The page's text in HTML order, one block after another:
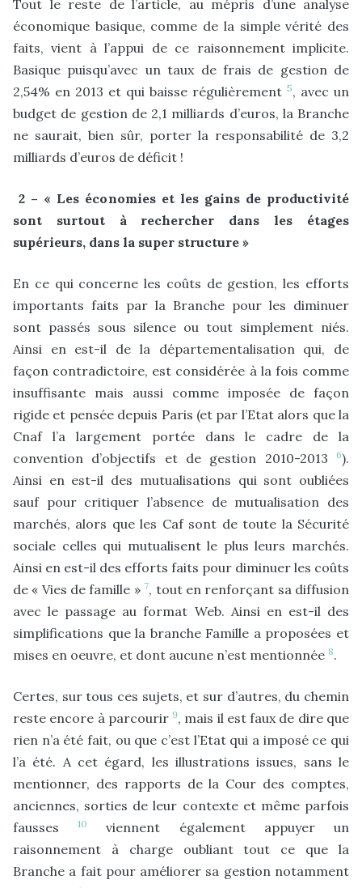
Tout le reste de l’article, au mépris d’une analyse
économique basique, comme de la simple vérité des
faits, vient à l’appui de ce raisonnement implicite.
Basique puisqu’avec un taux de frais de gestion de
2,54% en 2013 et qui baisse régulièrement 5, avec un
budget de gestion de 2,1 milliards d’euros, la Branche
ne saurait, bien sûr, porter la responsabilité de 3,2
milliards d’euros de déficit !
2 – « Les économies et les gains de productivité
sont surtout à rechercher dans les étages
supérieurs, dans la super structure »
En ce qui concerne les coûts de gestion, les efforts
importants faits par la Branche pour les diminuer
sont passés sous silence ou tout simplement niés.
Ainsi en est-il de la départementalisation qui, de
façon contradictoire, est considérée à la fois comme
insuffisante mais aussi comme imposée de façon
rigide et pensée depuis Paris (et par l’Etat alors que la
Cnaf l’a largement portée dans le cadre de la
convention d’objectifs et de gestion 2010-2013
6).
Ainsi en est-il des mutualisations qui sont oubliées
sauf pour critiquer l’absence de mutualisation des
marchés, alors que les Caf sont de toute la Sécurité
sociale celles qui mutualisent le plus leurs marchés.
Ainsi en est-il des efforts faits pour diminuer les coûts
de « Vies de famille » 7, tout en renforçant sa diffusion
avec le passage au format Web. Ainsi en est-il des
simplifications que la branche Famille a proposées et
mises en oeuvre, et dont aucune n’est mentionnée 8.
Certes, sur tous ces sujets, et sur d’autres, du chemin
reste encore à parcourir9, mais il est faux de dire que
rien n’a été fait, ou que c’est l’Etat qui a imposé ce qui
l’a été. A cet égard, les illustrations issues, sans le
mentionner, des rapports de la Cour des comptes,
anciennes, sorties de leur contexte et même parfois
fausses10
viennent également appuyer un
raisonnement à charge oubliant tout ce que la
Branche a fait pour améliorer sa gestion notamment